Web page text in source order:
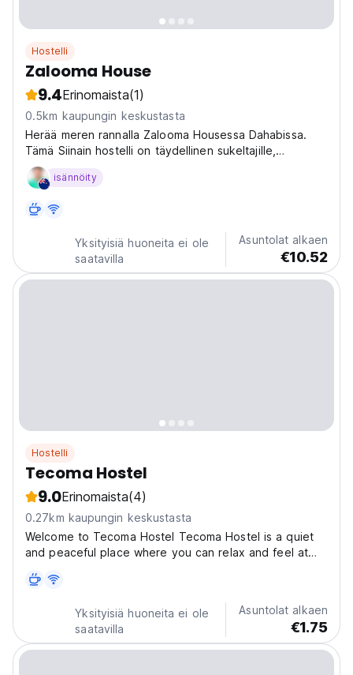
Hostelli
Zalooma House
9.4Erinomaista(1)
0.5km kaupungin keskustasta
Herää meren rannalla Zalooma Housessa Dahabissa.
Tämä Siinain hostelli on täydellinen sukeltajille,
patikoijille ja seikkailumatkailijoille, jotka haluavat
tutustua Punaiseenmereen ja kanjoneihin. (Auto-
isännöity
Yksityisiä huoneita ei ole
saatavilla
Asuntolat alkaen
€10.52
Hostelli
Tecoma Hostel
9.0Erinomaista(4)
0.27km kaupungin keskustasta
Welcome to Tecoma Hostel Tecoma Hostel is a quiet
and peaceful place where you can relax and feel at
are from or who you are — all nationalities and all
genders are always welcome here. Our hostel is clean,
Yksityisiä huoneita ei ole
saatavilla
Asuntolat alkaen
€1.75